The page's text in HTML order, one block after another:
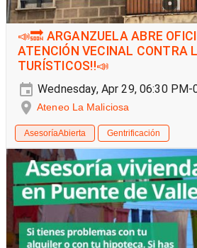
📣🔜 ARGANZUELA ABRE
ATENCIÓN VECINAL CONTRA
TURÍSTICOS‼️📣
Wednesday, Apr 29, 06:30 PM-
Ateneo La Maliciosa
AsesoríaAbierta Gentrificación